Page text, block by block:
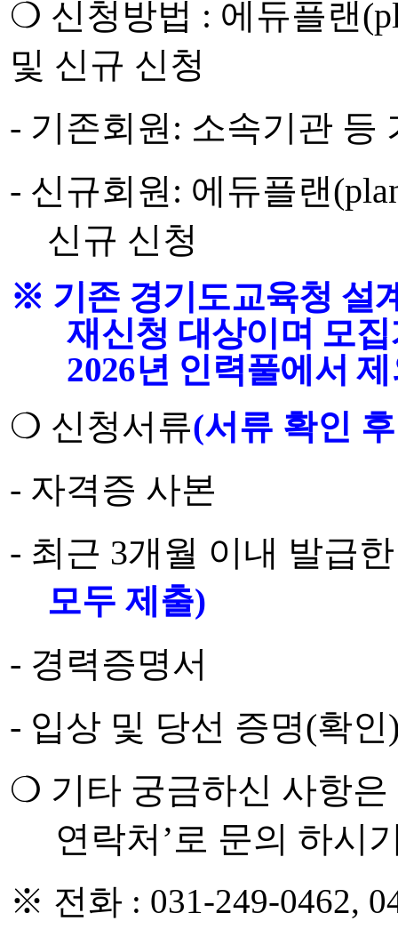
❍ 신청방법 : 에듀플랜
및 신규 신청
- 기존회원 : 소속기관 등
- 신규회원 : 에듀플랜
신규 신청
※ 기존 경기도교육청 설
재신청 대상이며 모
2026년 인력풀에서
❍ 신청서류(서류 확인
- 자격증 사본
- 최근 3개월 이내 발급
모두 제출)
- 경력증명서
- 입상 및 당선 증명(확인
❍ 기타 궁금하신 사항
연락처 ’로 문의 하시
※ 전화 : 031-249-0462,